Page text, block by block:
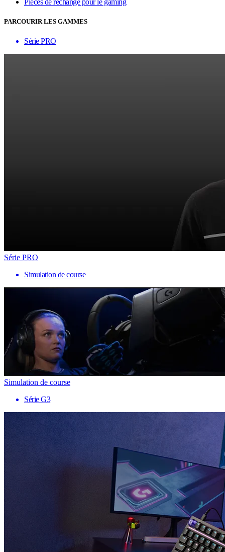
PARCOURIR LES GAMMES
Série PRO
Série PRO
Simulation de course
Simulation de course
Série G3